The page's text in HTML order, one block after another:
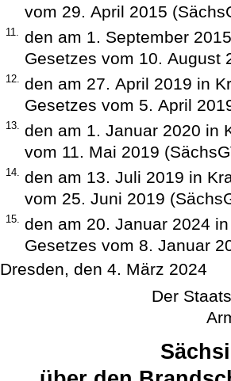
vom 29. April 2015
11.
den am 1. September
Gesetzes vom 10. August
12.
den am 27. April 2019 in
Gesetzes vom 5. April
13.
den am 1. Januar 2020 in
vom 11. Mai 2019
14.
den am 13. Juli 2019 in
vom 25. Juni 2019
15.
den am 20. Januar 2024
Gesetzes vom 8. Januar
Dresden, den 4. März 2024
Der